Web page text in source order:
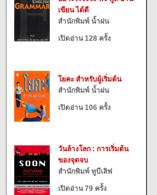
เขียน ได้ดี
สำนักพิมพ์ น้ำฝน
เปิดอ่าน 128 ครั้ง
โยคะ สำหรับผู้เริ่มต้น
สำนักพิมพ์ น้ำฝน
เปิดอ่าน 106 ครั้ง
วันล้างโลก : การเริ่มต้น
ของจุดจบ
สำนักพิมพ์ ทูบีเลิฟ
เปิดอ่าน 79 ครั้ง